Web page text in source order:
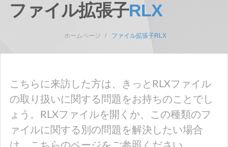
ファイル拡張子RLX
ホームページ ファイル拡張子RLX
こちらに来訪した方は、きっとRLXファイル
の取り扱いに関する問題をお持ちのことでし
ょう。RLXファイルを開くか、この種類のフ
ァイルに関する別の問題を解決したい場合